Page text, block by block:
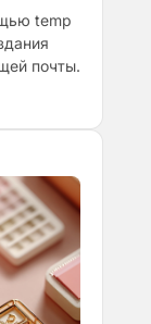
temp
почты.